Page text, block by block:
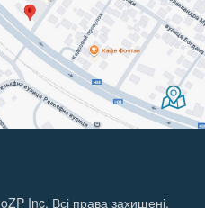
Inc. Всі права захищені.